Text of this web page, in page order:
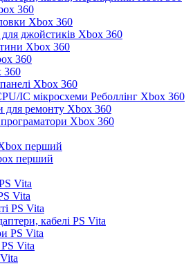
360
Xbox 360
джойстиків Xbox 360
Xbox 360
360
360
Xbox 360
IC мікросхеми Реболлінг Xbox 360
для ремонту Xbox 360
Xbox 360
перший
перший
Vita
Vita
PS Vita
кабелі PS Vita
PS Vita
Vita